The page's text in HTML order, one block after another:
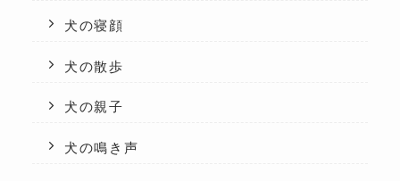
犬の寝顔
犬の散歩
犬の親子
犬の鳴き声